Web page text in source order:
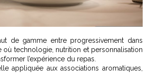
de gamme entre progressivement dans
où technologie, nutrition et personnalisation
l’expérience du repas.
appliquée aux associations aromatiques,